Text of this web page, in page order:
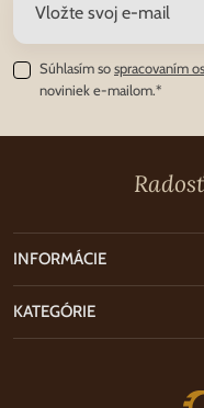
Súhlasím sospracovaním
noviniek e-mailom.*
INFORMÁCIE
KATEGÓRIE